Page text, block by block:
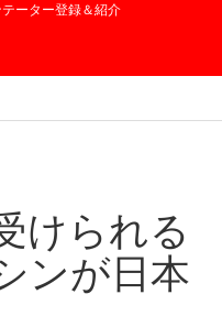
ーター登録＆紹介
けられる
ンが日本